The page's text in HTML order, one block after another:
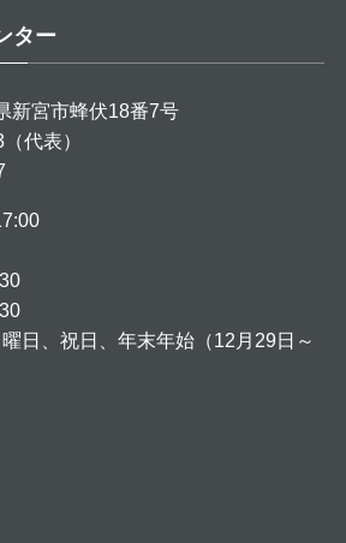
ター
新宮市蜂伏18番7号
代表）
日、祝日、年末年始（12月29日～